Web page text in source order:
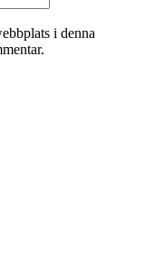
i denna